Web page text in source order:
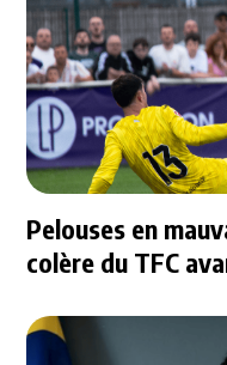
Pelouses en
colère du TFC